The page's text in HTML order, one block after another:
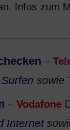
Infos zum
–
sowie
– Vodafone
Internet